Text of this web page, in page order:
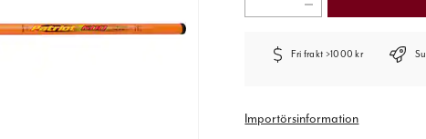
Fri frakt >1000 kr
Importörsinformation